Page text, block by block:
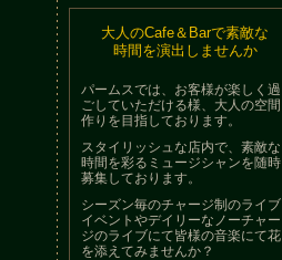
大人のCafe＆Barで素敵な
時間を演出しませんか
パームスでは、お客様が楽しく過
ごしていただける様、大人の空間
作りを目指しております。
スタイリッシュな店内で、素敵な
時間を彩るミュージシャンを随時
募集しております。
シーズン毎のチャージ制のライブ
イベントやデイリーなノーチャー
ジのライブにて皆様の音楽にて花
を添えてみませんか？